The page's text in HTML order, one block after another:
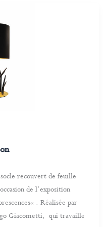
recouvert de feuille
de l’exposition
. Réalisée par
Giacometti, qui travaille